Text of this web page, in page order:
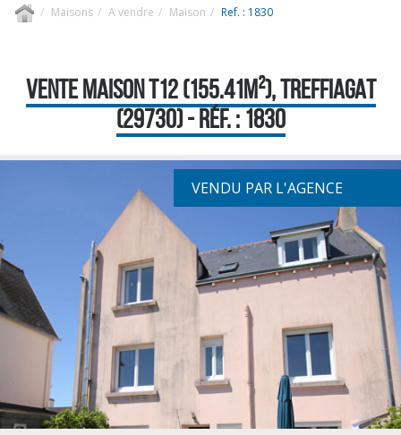
Maisons A vendre Maison Ref. : 1830
VENTE MAISON T12 (155.41M²), TREFFIAGAT
(29730) - RÉF. : 1830
VENDU PAR L'AGENCE